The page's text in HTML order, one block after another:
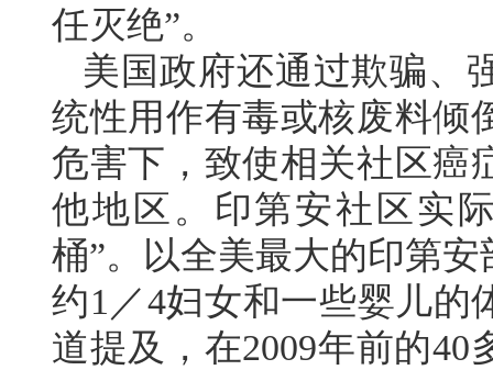
任灭绝”。
美国政府还通过欺骗、
统性用作有毒或核废料倾
危害下，致使相关社区癌
他地区。印第安社区实
桶”。以全美最大的印第
约1／4妇女和一些婴儿的
道提及，在2009年前的